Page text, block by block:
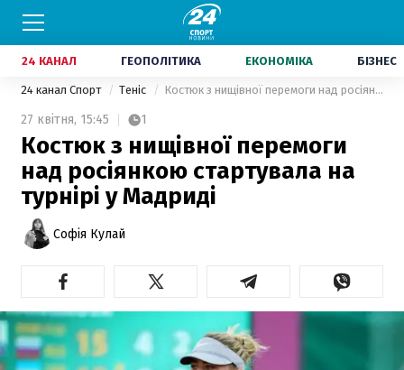
24 КАНАЛ ГЕОПОЛІТИКА ЕКОНОМІКА БІЗНЕС
24 канал Спорт Теніс Костюк з нищівної перемоги над росіянкою стартувала на турнірі у Мадриді
27 квітня, 15:45 1
Костюк з нищівної перемоги
над росіянкою стартувала на
турнірі у Мадриді
Софія Кулай